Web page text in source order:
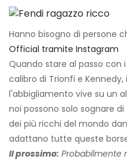
Hanno bisogno di persone
Official tramite Instagram
Quando stare al passo con
calibro di Trionfi e
l'abbigliamento vive su un
noi possono solo sognare
dei più ricchi del mondo
adattano tutte queste
Il prossimo: Probabilmente